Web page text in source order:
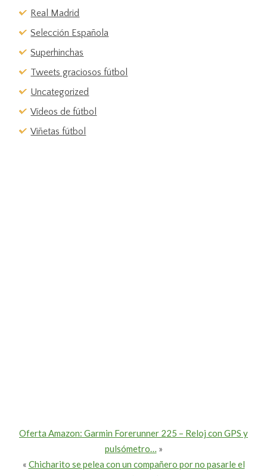
Real Madrid
Selección Española
Superhinchas
Tweets graciosos fútbol
Uncategorized
Vídeos de fútbol
Viñetas fútbol
Oferta Amazon: Garmin Forerunner 225 – Reloj con GPS y
pulsómetro… »
« Chicharito se pelea con un compañero por no pasarle el